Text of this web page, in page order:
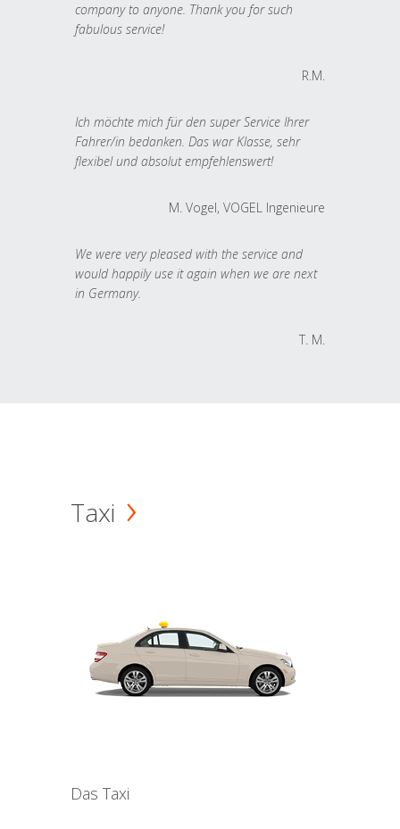
company to anyone. Thank you for such
fabulous service!
R.M.
Ich möchte mich für den super Service Ihrer
Fahrer/in bedanken. Das war Klasse, sehr
flexibel und absolut empfehlenswert!
M. Vogel, VOGEL Ingenieure
We were very pleased with the service and
would happily use it again when we are next
in Germany.
T. M.
Taxi
Das Taxi